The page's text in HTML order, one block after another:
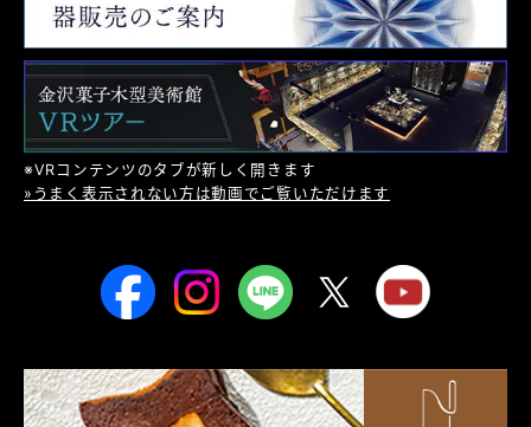
※VRコンテンツのタブが新しく開きます
»うまく表示されない方は動画でご覧いただけます